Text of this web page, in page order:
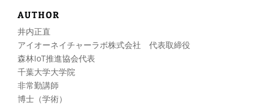
AUTHOR
井内正直
アイオーネイチャーラボ株式会社 代表取締役
森林IoT推進協会代表
千葉大学大学院
非常勤講師
博士（学術）